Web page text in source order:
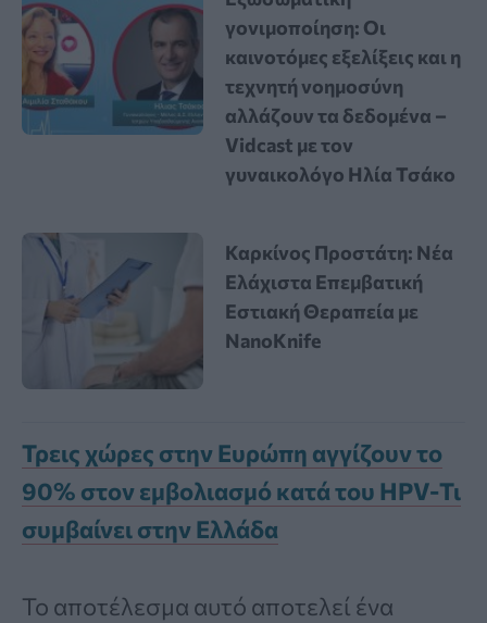
γονιμοποίηση: Οι
καινοτόμες εξελίξεις και η
τεχνητή νοημοσύνη
αλλάζουν τα δεδομένα –
Vidcast με τον
γυναικολόγο Ηλία Τσάκο
Καρκίνος Προστάτη: Νέα
Ελάχιστα Επεμβατική
Εστιακή Θεραπεία με
NanoKnife
Τρεις χώρες στην Ευρώπη αγγίζουν το
90% στον εμβολιασμό κατά του HPV-Τι
συμβαίνει στην Ελλάδα
Το αποτέλεσμα αυτό αποτελεί ένα